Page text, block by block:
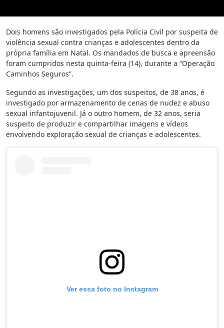
Dois homens são investigados pela Polícia Civil por suspeita de
violência sexual contra crianças e adolescentes dentro da
própria família em Natal. Os mandados de busca e apreensão
foram cumpridos nesta quinta-feira (14), durante a “Operação
Caminhos Seguros”.
Segundo as investigações, um dos suspeitos, de 38 anos, é
investigado por armazenamento de cenas de nudez e abuso
sexual infantojuvenil. Já o outro homem, de 32 anos, seria
suspeito de produzir e compartilhar imagens e vídeos
envolvendo exploração sexual de crianças e adolescentes.
Ver essa foto no Instagram